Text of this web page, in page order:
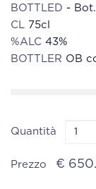
BOTTLED -
CL 75cl
%ALC 43%
BOTTLER OB
Quantità
Prezzo €